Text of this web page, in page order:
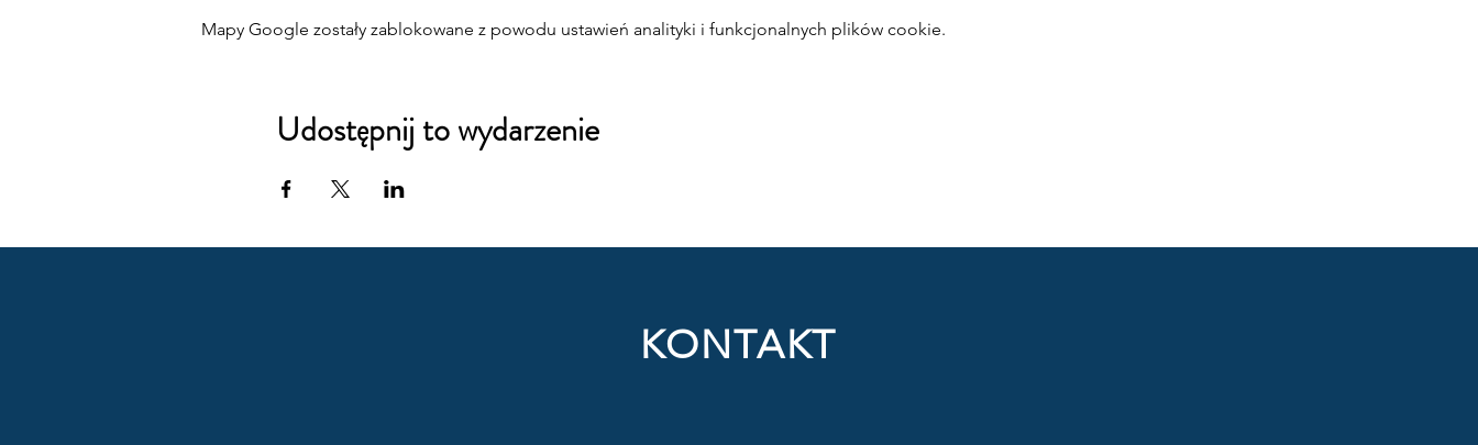
Mapy Google zostały zablokowane z powodu ustawień analityki i funkcjonalnych plików cookie.
Udostępnij to wydarzenie
KONTAKT